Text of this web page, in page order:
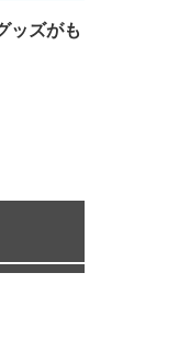
ッズがも